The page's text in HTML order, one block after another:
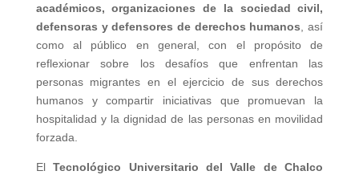
académicos, organizaciones de la sociedad civil,
defensoras y defensores de derechos humanos , así
como al público en general, con el propósito de
reflexionar sobre los desafíos que enfrentan las
personas migrantes en el ejercicio de sus derechos
humanos y compartir iniciativas que promuevan la
hospitalidad y la dignidad de las personas en movilidad
forzada.
ElTecnológico Universitario del Valle de Chalco